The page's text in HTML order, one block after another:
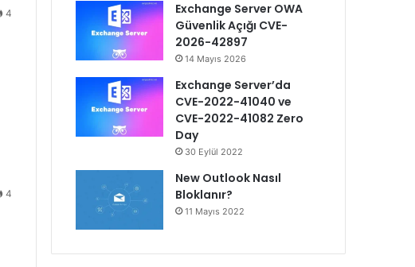
4
4
Exchange Server OWA
Güvenlik Açığı CVE-
2026-42897
14 Mayıs 2026
Exchange Server’da
CVE-2022-41040 ve
CVE-2022-41082 Zero
Day
30 Eylül 2022
New Outlook Nasıl
Bloklanır?
11 Mayıs 2022